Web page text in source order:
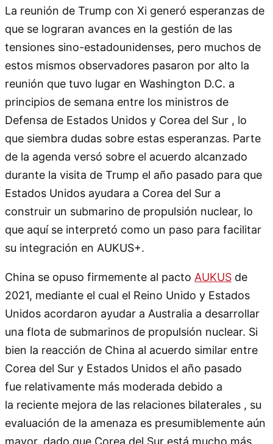
La reunión de Trump con Xi generó esperanzas de
que se lograran avances en la gestión de las
tensiones sino-estadounidenses, pero muchos de
estos mismos observadores pasaron por alto la
reunión que tuvo lugar en Washington D.C. a
principios de semana entre los ministros de
Defensa de Estados Unidos y Corea del Sur , lo
que siembra dudas sobre estas esperanzas. Parte
de la agenda versó sobre el acuerdo alcanzado
durante la visita de Trump el año pasado para que
Estados Unidos ayudara a Corea del Sur a
construir un submarino de propulsión nuclear, lo
que aquí se interpretó como un paso para facilitar
su integración en AUKUS+.
China se opuso firmemente al pacto AUKUS de
2021, mediante el cual el Reino Unido y Estados
Unidos acordaron ayudar a Australia a desarrollar
una flota de submarinos de propulsión nuclear. Si
bien la reacción de China al acuerdo similar entre
Corea del Sur y Estados Unidos el año pasado
fue relativamente más moderada debido a
la reciente mejora de las relaciones bilaterales , su
evaluación de la amenaza es presumiblemente aún
mayor, dado que Corea del Sur está mucho más